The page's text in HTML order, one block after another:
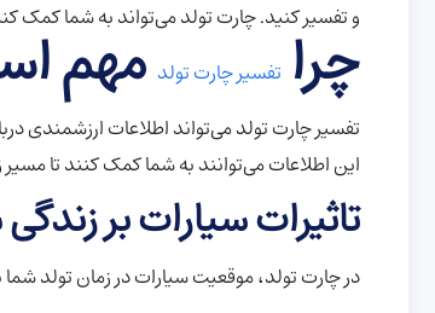
و تفسیر کنید. چارت تولد می‌تواند به شما کمک
چرا تفسیر چارت تولد مهم
تفسیر چارت تولد می‌تواند اطلاعات ارزشمندی
این اطلاعات می‌توانند به شما کمک کنند تا
تاثیرات سیارات بر
در چارت تولد، موقعیت سیارات در زمان تولد